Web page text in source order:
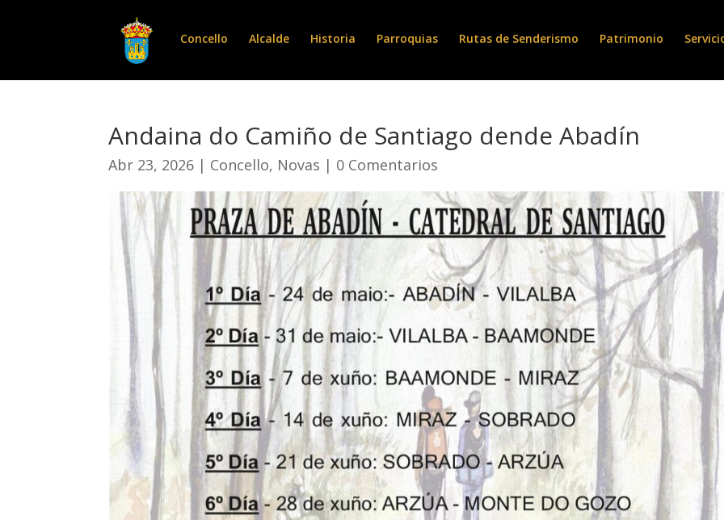
Concello Alcalde Historia Parroquias Rutas de Senderismo Patrimonio
Andaina do Camiño de Santiago dende Abadín
Abr 23, 2026 | Concello, Novas | 0 Comentarios